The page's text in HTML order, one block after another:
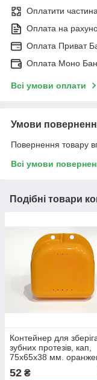
Оплатити
Оплата на
Оплата Приват
Оплата Моно
Всі умови оплати
Умови
Повернення товару
Всі умови
Подібні товари
Контейнер для
зубних протезів, кап,
75х65х38 мм.
52 ₴